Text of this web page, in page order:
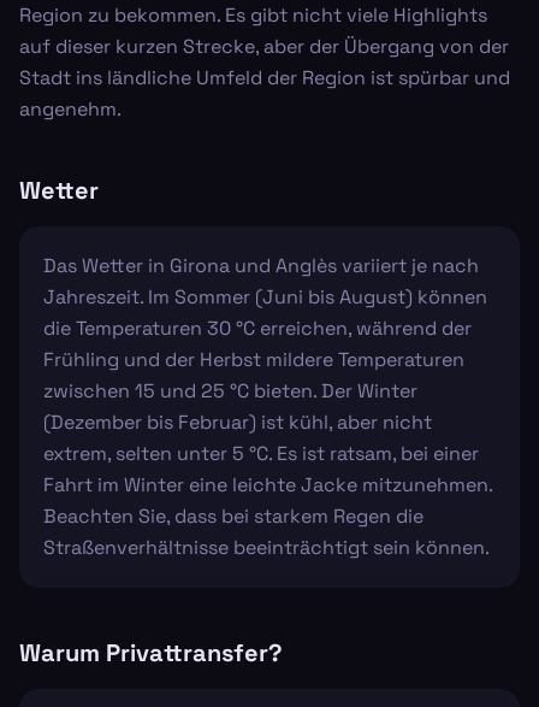
Region zu bekommen. Es gibt nicht viele Highlights
auf dieser kurzen Strecke, aber der Übergang von der
Stadt ins ländliche Umfeld der Region ist spürbar und
angenehm.
Wetter
Das Wetter in Girona und Anglès variiert je nach
Jahreszeit. Im Sommer (Juni bis August) können
die Temperaturen 30 °C erreichen, während der
Frühling und der Herbst mildere Temperaturen
zwischen 15 und 25 °C bieten. Der Winter
(Dezember bis Februar) ist kühl, aber nicht
extrem, selten unter 5 °C. Es ist ratsam, bei einer
Fahrt im Winter eine leichte Jacke mitzunehmen.
Beachten Sie, dass bei starkem Regen die
Straßenverhältnisse beeinträchtigt sein können.
Warum Privattransfer?